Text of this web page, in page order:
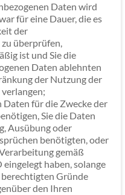
Daten wird
für eine Dauer, die es
der
überprüfen,
ist und Sie die
Daten ablehnten
der Nutzung der
für die Zwecke der
Sie die Daten
Ausübung oder
benötigten, oder
gemäß
haben, solange
Gründe
den Ihren